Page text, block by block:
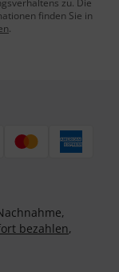
zu. Die
finden Sie in
.
bezahlen,